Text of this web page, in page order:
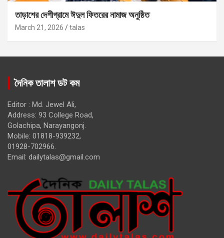
তাড়াশের দেশীগ্রামে ঈদুল ফিতরের নামাজ অনুষ্ঠিত
March 21, 2026 talas
দৈনিক তালাশ ডট কম
Editor : Md. Jewel Ali,
Address: 93 College Road,
Golachipa, Narayangonj.
Mobile: 01818-939232,
01928-702966.
Email: dailytalas@gmail.com